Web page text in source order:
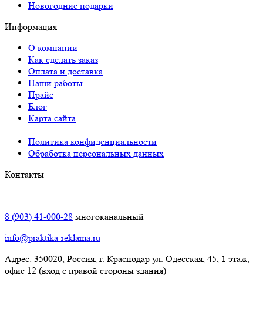
Новогодние подарки
Информация
О компании
Как сделать заказ
Оплата и доставка
Наши работы
Прайс
Блог
Карта сайта
Политика конфиденциальности
Обработка персональных данных
Контакты
8 (903) 41-000-28 многоканальный
info@praktika-reklama.ru
Адрес: 350020, Россия, г. Краснодар ул. Одесская, 45, 1 этаж,
офис 12 (вход с правой стороны здания)